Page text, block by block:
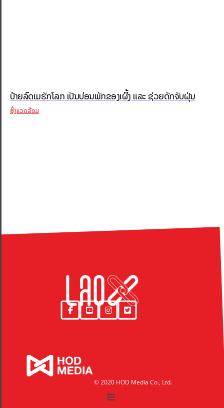
ປ້າຍລົດເມຮັກໂລກ ເປັນບ່ອນພັກຂອງເຜິ້ງ ແລະ ຊ່ວຍດັກຈັບຝຸ່ນ
ສິ່ງແວດລ້ອມ
© 2020 HOD Media Co., Ltd.